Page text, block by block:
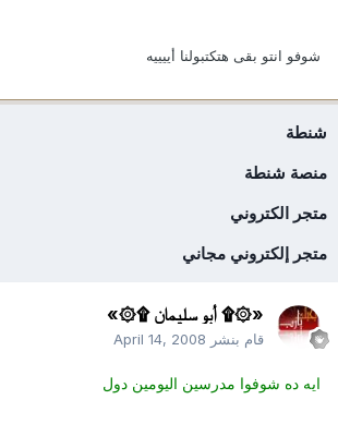
شوفو انتو بقى هتكتبولنا أييييه
شنطة
منصة شنطة
متجر الكتروني
متجر إلكتروني مجاني
«۞۩ أبو سليمان ۩۞»
قام بنشر April 14, 2008
ايه ده شوفوا مدرسين اليومين دول